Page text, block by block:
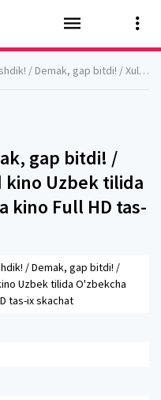
/ Xullas, kelishdik! Hind kino Uzbek tilida O'zbekcha 2010 tarjima kino Full HD tas-ix skachat
gap bitdi! /
Uzbek tilida
kino Full HD tas-
/ Demak, gap bitdi! /
Uzbek tilida O'zbekcha
tas-ix skachat